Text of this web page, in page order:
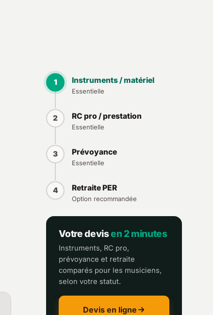
1 Instruments / matériel
Essentielle
2 RC pro / prestation
Essentielle
3 Prévoyance
Essentielle
4 Retraite PER
Option recommandée
Votre devisen 2 minutes
Instruments, RC pro,
prévoyance et retraite
comparés pour les musiciens,
selon votre statut.
Devis en ligne